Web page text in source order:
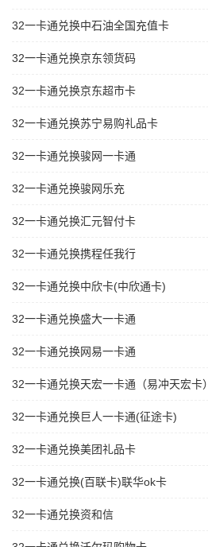
32一卡通兑换中石油全国充值卡
32一卡通兑换京东领货码
32一卡通兑换京东超市卡
32一卡通兑换苏宁易购礼品卡
32一卡通兑换骏网一卡通
32一卡通兑换骏网乐充
32一卡通兑换汇元智付卡
32一卡通兑换携程任我行
32一卡通兑换中欣卡(中欣通卡)
32一卡通兑换盛大一卡通
32一卡通兑换网易一卡通
32一卡通兑换天宏一卡通（易冲天宏卡）
32一卡通兑换巨人一卡通(征途卡)
32一卡通兑换美团礼品卡
32一卡通兑换(百联卡)联华ok卡
32一卡通兑换资和信